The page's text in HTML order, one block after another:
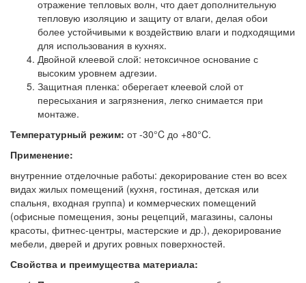
отражение тепловых волн, что дает дополнительную
тепловую изоляцию и защиту от влаги, делая обои
более устойчивыми к воздействию влаги и подходящими
для использования в кухнях.
Двойной клеевой слой: нетоксичное основание с
высоким уровнем адгезии.
Защитная пленка: оберегает клеевой слой от
пересыхания и загрязнения, легко снимается при
монтаже.
Температурный режим: от -30°C до +80°C.
Применение:
внутренние отделочные работы: декорирование стен во всех
видах жилых помещений (кухня, гостиная, детская или
спальня, входная группа) и коммерческих помещений
(офисные помещения, зоны рецепций, магазины, салоны
красоты, фитнес-центры, мастерские и др.), декорирование
мебели, дверей и других ровных поверхностей.
Свойства и преимущества материала: